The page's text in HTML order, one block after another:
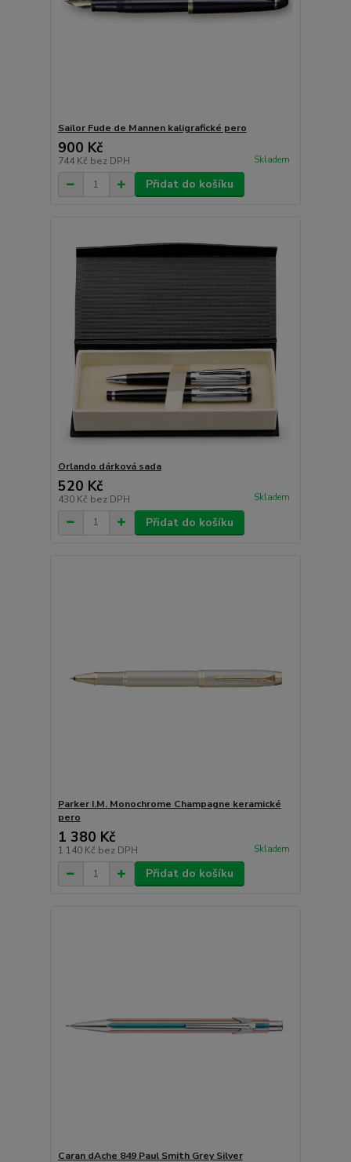
Sailor Fude de Mannen kaligrafické pero
900 Kč
744 Kč bez DPH Skladem
Přidat do košíku
Orlando dárková sada
520 Kč
430 Kč bez DPH Skladem
Přidat do košíku
Parker I.M. Monochrome Champagne keramické
pero
1 380 Kč
1 140 Kč bez DPH Skladem
Přidat do košíku
Caran dAche 849 Paul Smith Grey Silver